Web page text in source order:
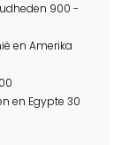
900 -
en Amerika
en Egypte 30